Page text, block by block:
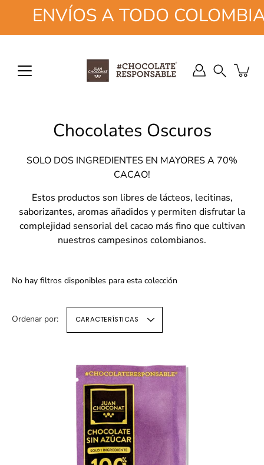
la
contenido
A TODO COLOMBIA
Buscar
Chocolates Oscuros
SOLO DOS INGREDIENTES EN MAYORES A 70%
CACAO!
Estos productos son libres de lácteos, lecitinas,
saborizantes, aromas añadidos y permiten disfrutar la
complejidad sensorial del cacao más fino que cultivan
nuestros campesinos colombianos.
No hay filtros disponibles para esta colección
Ordenar por: CARACTERÍSTICAS